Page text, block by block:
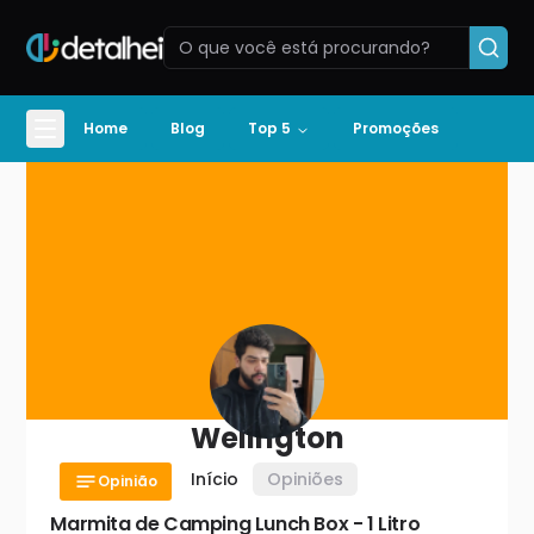
Home Blog Top 5 Promoções
Perfil deWelington
Welington
Início Opiniões
Opinião
Marmita de Camping Lunch Box - 1 Litro